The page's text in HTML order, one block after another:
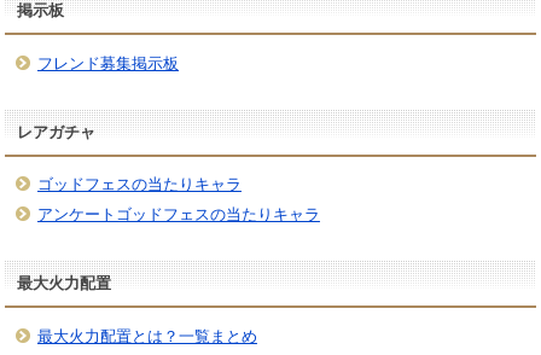
掲示板
フレンド募集掲示板
レアガチャ
ゴッドフェスの当たりキャラ
アンケートゴッドフェスの当たりキャラ
最大火力配置
最大火力配置とは？一覧まとめ